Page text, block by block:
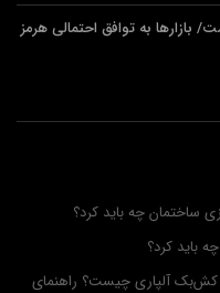
برگشت/ بازارها به توافق احتمالی هرمز
ساختمان چه باید کرد؟
باید کرد؟
کش‌بک آلپاری چیست؟ راهنمای